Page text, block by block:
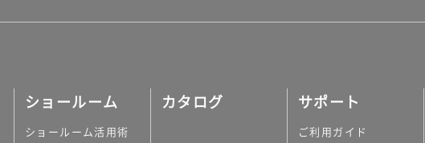
ショールーム
ショールーム活用術
カタログ サポート
ご利用ガイド